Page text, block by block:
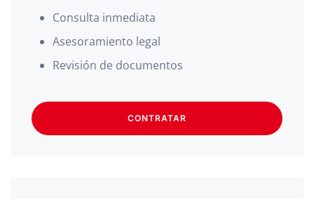
Consulta inmediata
Asesoramiento legal
Revisión de documentos
CONTRATAR